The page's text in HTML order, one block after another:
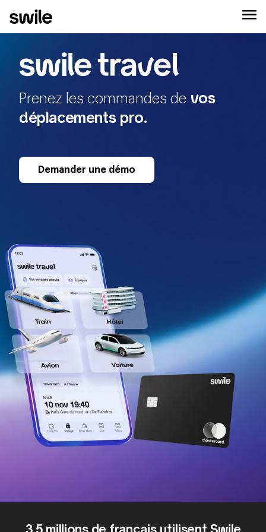
Prenez les commandes de vos
déplacements pro.
Demander une démo